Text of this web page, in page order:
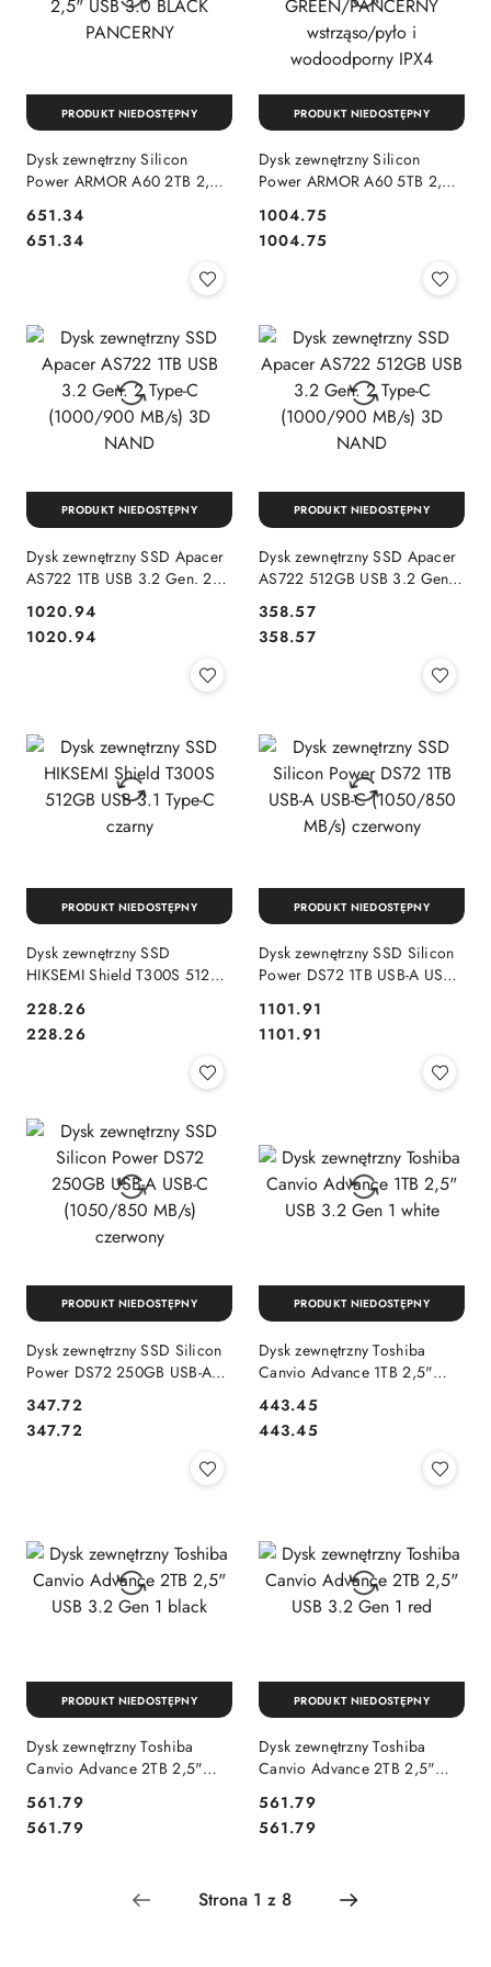
Dysk zewnętrzny Silicon
Power ARMOR A60 2TB 2,5"
Cena:
651.34
Cena:
651.34
PRODUKT NIEDOSTĘPNY
Dysk zewnętrzny Silicon
Power ARMOR A60 5TB 2,5"
GREEN/PANCERNY
wstrząso/pyło i wodoodporny
Cena:
1004.75
Cena:
1004.75
PRODUKT NIEDOSTĘPNY
Dysk zewnętrzny SSD Apacer
AS722 1TB USB 3.2 Gen. 2
NAND
Cena:
1020.94
Cena:
1020.94
PRODUKT NIEDOSTĘPNY
Dysk zewnętrzny SSD Apacer
AS722 512GB USB 3.2 Gen.
3D NAND
Cena:
358.57
Cena:
358.57
PRODUKT NIEDOSTĘPNY
Dysk zewnętrzny SSD
HIKSEMI Shield T300S 512GB
Cena:
228.26
Cena:
228.26
PRODUKT NIEDOSTĘPNY
Dysk zewnętrzny SSD Silicon
Power DS72 1TB USB-A USB-
Cena:
1101.91
Cena:
1101.91
PRODUKT NIEDOSTĘPNY
Dysk zewnętrzny SSD Silicon
Power DS72 250GB USB-A
czerwony
Cena:
347.72
Cena:
347.72
PRODUKT NIEDOSTĘPNY
Dysk zewnętrzny Toshiba
Canvio Advance 1TB 2,5"
Cena:
443.45
Cena:
443.45
PRODUKT NIEDOSTĘPNY
Dysk zewnętrzny Toshiba
Canvio Advance 2TB 2,5"
Cena:
561.79
Cena:
561.79
PRODUKT NIEDOSTĘPNY
Dysk zewnętrzny Toshiba
Canvio Advance 2TB 2,5"
Cena:
561.79
Cena:
561.79
PRODUKT NIEDOSTĘPNY